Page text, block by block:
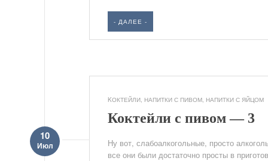
- ДАЛЕЕ -
KОКТЕЙЛИ, НАПИТКИ С ПИВОМ, НАПИТКИ С ЯЙЦОМ
Коктейли с пивом — 3
10
Июл
Ну вот, слабоалкогольные, просто
все они были достаточно просты в